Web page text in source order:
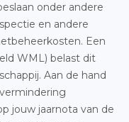
onder andere
en andere
Een
WML) belast dit
Aan de hand
jouw jaarnota van de